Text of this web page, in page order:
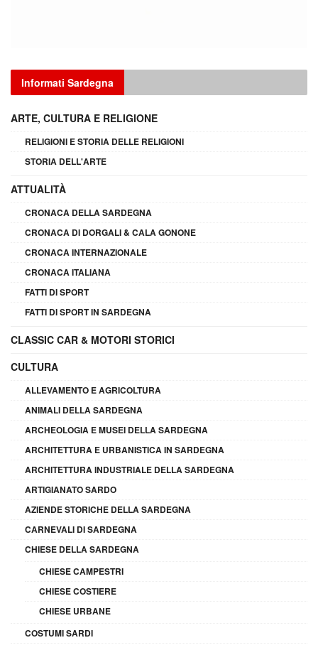
Informati Sardegna
ARTE, CULTURA E RELIGIONE
RELIGIONI E STORIA DELLE RELIGIONI
STORIA DELL'ARTE
ATTUALITÀ
CRONACA DELLA SARDEGNA
CRONACA DI DORGALI & CALA GONONE
CRONACA INTERNAZIONALE
CRONACA ITALIANA
FATTI DI SPORT
FATTI DI SPORT IN SARDEGNA
CLASSIC CAR & MOTORI STORICI
CULTURA
ALLEVAMENTO E AGRICOLTURA
ANIMALI DELLA SARDEGNA
ARCHEOLOGIA E MUSEI DELLA SARDEGNA
ARCHITETTURA E URBANISTICA IN SARDEGNA
ARCHITETTURA INDUSTRIALE DELLA SARDEGNA
ARTIGIANATO SARDO
AZIENDE STORICHE DELLA SARDEGNA
CARNEVALI DI SARDEGNA
CHIESE DELLA SARDEGNA
CHIESE CAMPESTRI
CHIESE COSTIERE
CHIESE URBANE
COSTUMI SARDI